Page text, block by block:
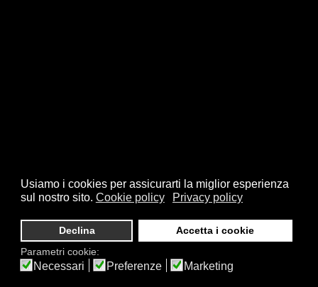
Usiamo i cookies per assicurarti la miglior esperienza
sul nostro sito. Cookie policy Privacy policy
Declina
Accetta i cookie
Parametri cookie:
Necessari Preferenze Marketing